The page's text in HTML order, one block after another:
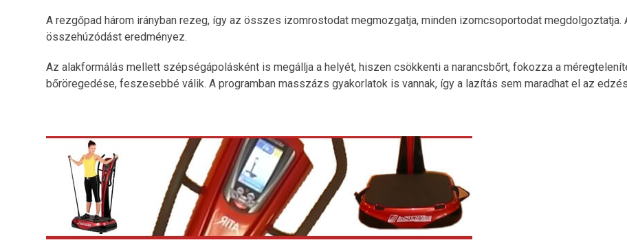
A rezgőpad három irányban rezeg, így az összes izomrostodat megmozgatja, minden izomcsoportodat
összehúzódást eredményez.
Az alakformálás mellett szépségápolásként is megállja a helyét, hiszen csökkenti a narancsbőrt, fokozza a
bőröregedése, feszesebbé válik. A programban masszázs gyakorlatok is vannak, így a lazítás sem maradhat el az